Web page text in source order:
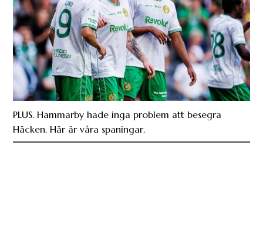
PLUS. Hammarby hade inga problem att besegra
Häcken. Här är våra spaningar.